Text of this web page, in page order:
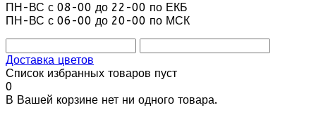
ПН-ВС с 08-00 до 22-00 по ЕКБ
ПН-ВС с 06-00 до 20-00 по МСК
Доставка цветов
Список избранных товаров пуст
0
В Вашей корзине нет ни одного товара.